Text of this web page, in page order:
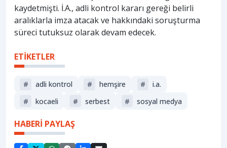
kaydetmişti. İ.A., adli kontrol kararı gereği belirli
aralıklarla imza atacak ve hakkındaki soruşturma
süreci tutuksuz olarak devam edecek.
ETİKETLER
# adli kontrol # hemşire #
i̇.a.
#
kocaeli # serbest # sosyal medya
HABERİ PAYLAŞ